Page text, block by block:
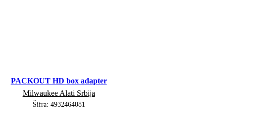
PACKOUT HD box adapter
Milwaukee Alati Srbija
Šifra: 4932464081